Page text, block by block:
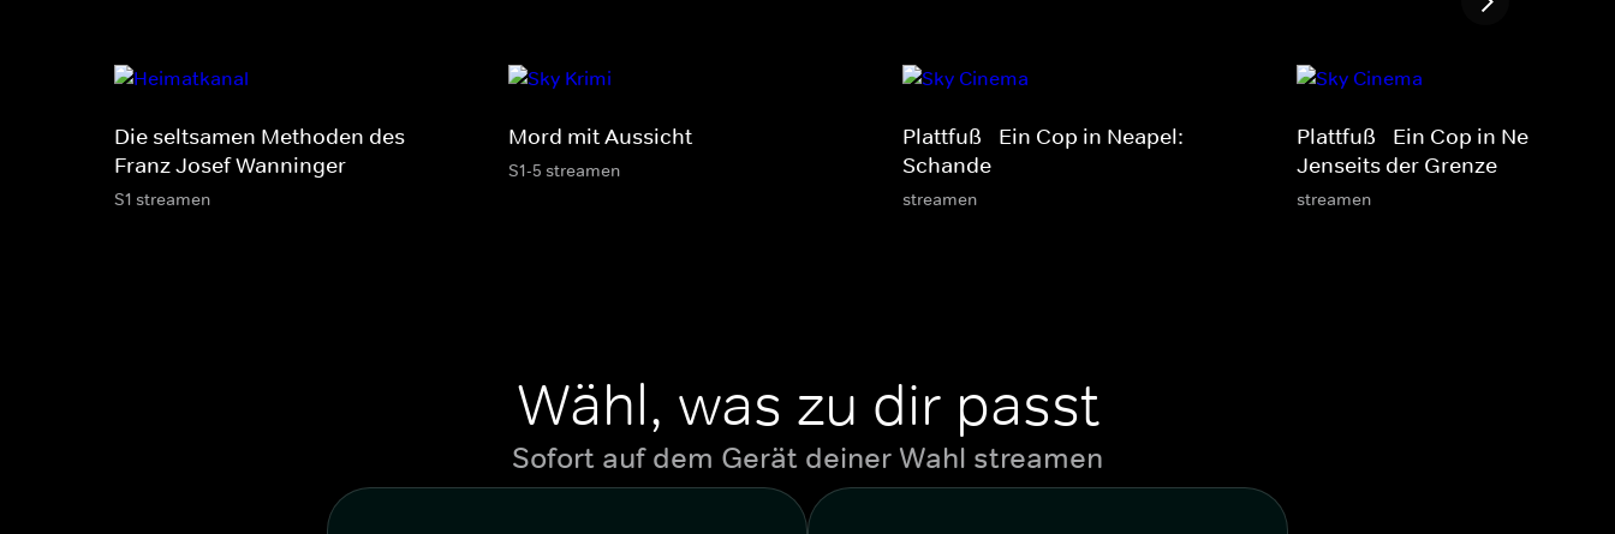
Die seltsamen Methoden des
Franz Josef Wanninger
S1 streamen
Mord mit Aussicht
S1-5 streamen
Plattfuß - Ein Cop in Neapel:
Schande
streamen
Plattfuß - Ein Cop in Neapel:
Jenseits der Grenze
streamen
Wähl, was zu dir passt
Sofort auf dem Gerät deiner Wahl streamen